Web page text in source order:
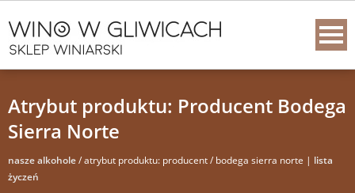
Atrybut produktu: Producent Bodega
Sierra Norte
nasze alkohole/ atrybut produktu: producent / bodega sierra norte | lista
życzeń